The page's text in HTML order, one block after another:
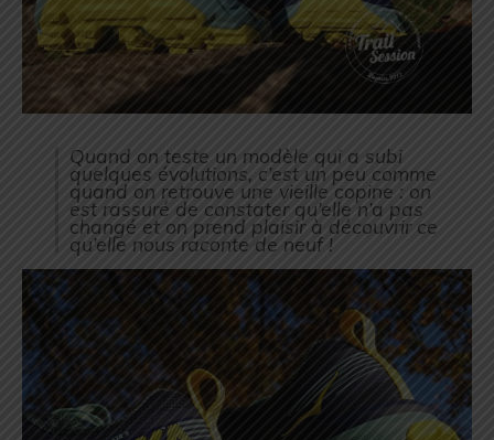
Quand on teste un modèle qui a subi
quelques évolutions, c’est un peu comme
quand on retrouve une vieille copine : on
est rassuré de constater qu’elle n’a pas
changé et on prend plaisir à découvrir ce
qu’elle nous raconte de neuf !